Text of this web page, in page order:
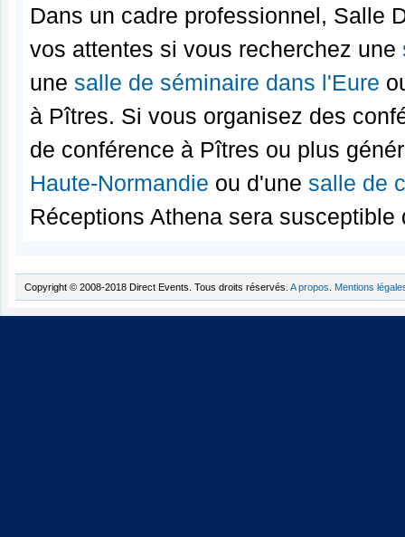
Dans un cadre professionnel, Salle
vos attentes si vous recherchez une
une salle de séminaire dans l'Eure
à Pîtres. Si vous organisez des
de conférence à Pîtres ou plus
Haute-Normandie ou d'une salle de
Réceptions Athena sera susceptible
Copyright © 2008-2018 Direct Events. Tous droits réservés. A propos Mentions